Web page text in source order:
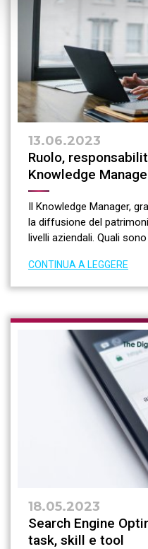
13.06.2023
Ruolo,
Knowledge
Il Knowledge Manager,
la diffusione del
livelli aziendali. Quali
CONTINUA A LEGGERE
18.05.2023
Search Engine
task, skill e tool